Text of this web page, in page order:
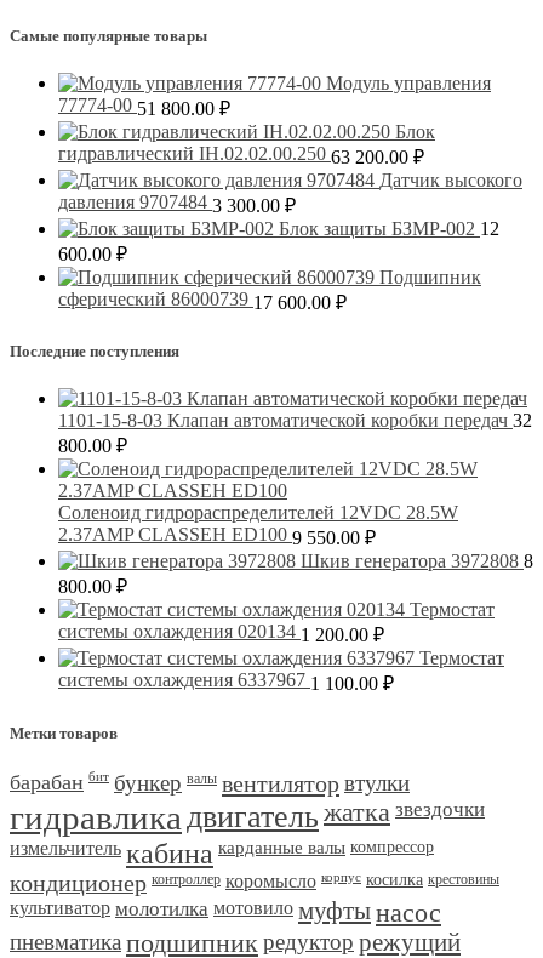
Самые популярные товары
Модуль управления
77774-00 51 800.00 ₽
Блок
гидравлический IH.02.02.00.250 63 200.00 ₽
Датчик высокого
давления 9707484 3 300.00 ₽
Блок защиты БЗМР-002 12
600.00 ₽
Подшипник
сферический 86000739 17 600.00 ₽
Последние поступления
1101-15-8-03 Клапан автоматической коробки передач 32
800.00 ₽
Соленоид гидрораспределителей 12VDC 28.5W
2.37AMP CLASSEH ED100 9 550.00 ₽
Шкив генератора 3972808 8
800.00 ₽
Термостат
системы охлаждения 020134 1 200.00 ₽
Термостат
системы охлаждения 6337967 1 100.00 ₽
Метки товаров
барабан бит бункер валы вентиляторвтулки
гидравлика двигатель жатка звездочки
измельчитель кабина карданные валы компрессор
кондиционер контроллер коромысло корпус косилка крестовины
культиватор молотилка мотовило муфтынасос
пневматика подшипник редуктор режущий